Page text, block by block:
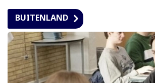
BUITENLAND